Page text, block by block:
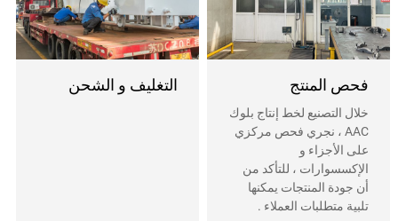
فحص المنتج
خلال التصنيع لخط إنتاج بلوك
AAC ، نجري فحص مركزي
على الأجزاء و
الإكسسوارات ، للتأكد من
أن جودة المنتجات يمكنها
تلبية متطلبات العملاء .
التغليف و الشحن